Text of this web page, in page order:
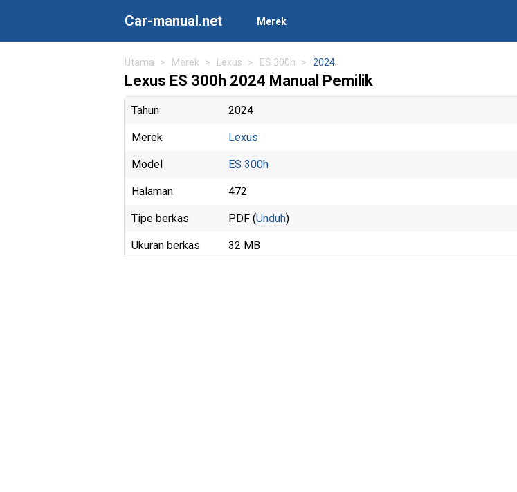
Car-manual.net Merek
Utama Merek Lexus ES 300h 2024
Lexus ES 300h 2024 Manual Pemilik
Tahun 2024
Merek Lexus
Model ES 300h
Halaman 472
Tipe berkas PDF (Unduh)
Ukuran berkas 32 MB